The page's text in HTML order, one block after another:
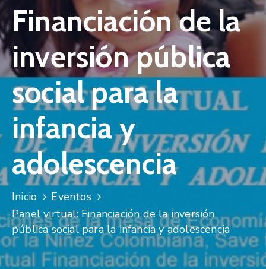
Sé
Parte
De
Alianza
Participación
De
Niñez
Contáctanos
Financiación de la
inversión pública
social para la
infancia y
adolescencia
Inicio
Eventos
Panel virtual: Financiación de la inversión
pública social para la infancia y adolescencia